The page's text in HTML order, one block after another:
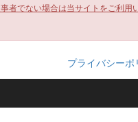
者でない場合は当サイトをご利
プライバシーポ